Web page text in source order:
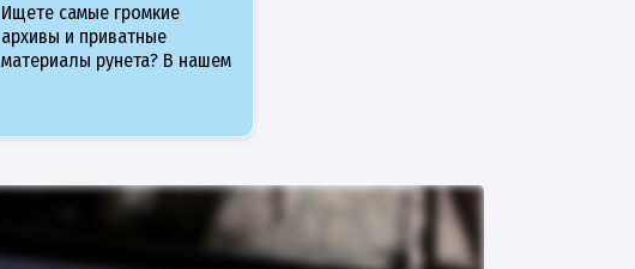
Ищете самые громкие
архивы и приватные
материалы рунета? В нашем